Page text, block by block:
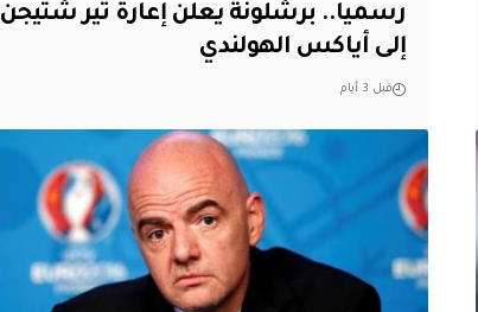
رسميا.. برشلونة يعلن إعارة تير شتيجن
إلى أياكس الهولندي
قبل 3 أيام